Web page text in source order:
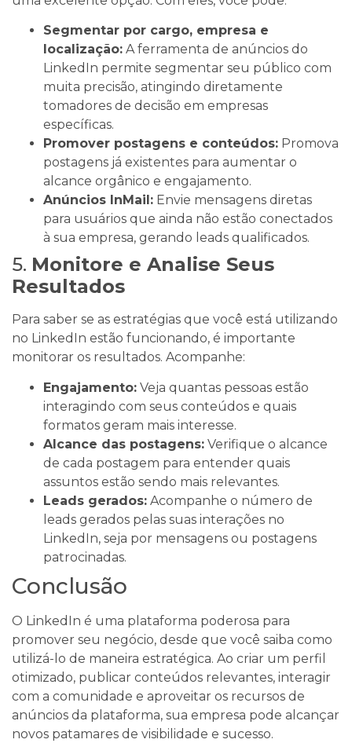
Segmentar por cargo, empresa e
localização: A ferramenta de anúncios do
LinkedIn permite segmentar seu público com
muita precisão, atingindo diretamente
tomadores de decisão em empresas
específicas.
Promover postagens e conteúdos: Promova
postagens já existentes para aumentar o
alcance orgânico e engajamento.
Anúncios InMail: Envie mensagens diretas
para usuários que ainda não estão conectados
à sua empresa, gerando leads qualificados.
5. Monitore e Analise Seus
Resultados
Para saber se as estratégias que você está utilizando
no LinkedIn estão funcionando, é importante
monitorar os resultados. Acompanhe:
Engajamento: Veja quantas pessoas estão
interagindo com seus conteúdos e quais
formatos geram mais interesse.
Alcance das postagens: Verifique o alcance
de cada postagem para entender quais
assuntos estão sendo mais relevantes.
Leads gerados: Acompanhe o número de
leads gerados pelas suas interações no
LinkedIn, seja por mensagens ou postagens
patrocinadas.
Conclusão
O LinkedIn é uma plataforma poderosa para
promover seu negócio, desde que você saiba como
utilizá-lo de maneira estratégica. Ao criar um perfil
otimizado, publicar conteúdos relevantes, interagir
com a comunidade e aproveitar os recursos de
anúncios da plataforma, sua empresa pode alcançar
novos patamares de visibilidade e sucesso.